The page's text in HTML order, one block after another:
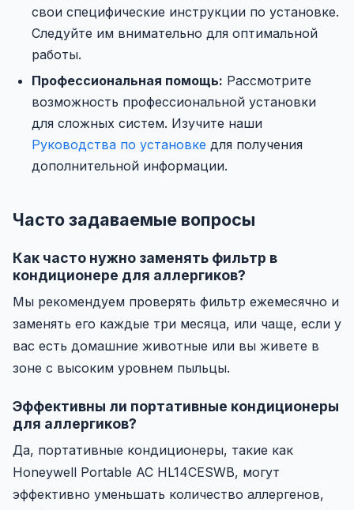
свои специфические инструкции по установке.
Следуйте им внимательно для оптимальной
работы.
Профессиональная помощь: Рассмотрите
возможность профессиональной установки
для сложных систем. Изучите наши
Руководства по установке для получения
дополнительной информации.
Часто задаваемые вопросы
Как часто нужно заменять фильтр в
кондиционере для аллергиков?
Мы рекомендуем проверять фильтр ежемесячно и
заменять его каждые три месяца, или чаще, если у
вас есть домашние животные или вы живете в
зоне с высоким уровнем пыльцы.
Эффективны ли портативные кондиционеры
для аллергиков?
Да, портативные кондиционеры, такие как
Honeywell Portable AC HL14CESWB, могут
эффективно уменьшать количество аллергенов,